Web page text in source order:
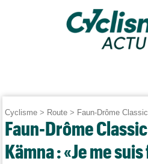
Cyclisme > Route > Faun-Drôme Classic
Faun-Drôme
Kämna : «Je me